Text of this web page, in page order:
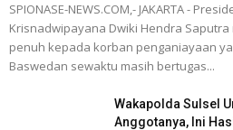
SPIONASE-NEWS.COM,- JAKARTA -
Krisnadwipayana Dwiki Hendra
penuh kepada korban penganiayaan
Baswedan sewaktu masih bertugas...
Wakapolda Sulsel
Anggotanya, Ini